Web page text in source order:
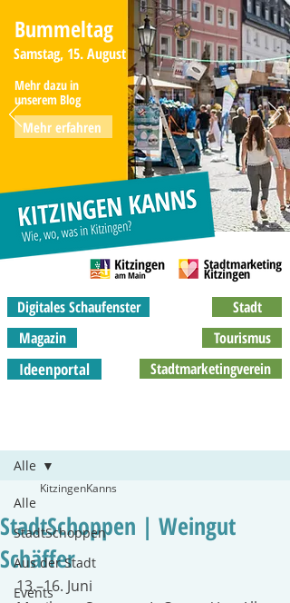
Bummeltag
Samstag, 15. August
Mehr dazu in
unserem Blog
Mehr erfahren
Stadt
Digitales Schaufenster
Magazin
Ideenportal
Tourismus
Stadtmarketingverein
Alle
StadtSchoppen
Aus der Stadt
Events
Alle
StadtSchoppen | Weingut
Schäffer
KitzingenKanns
13.–16. Juni